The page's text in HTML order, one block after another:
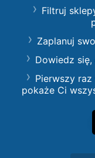
Filtruj
Zaplanuj
Dowiedz
Pierwszy
pokaże Ci